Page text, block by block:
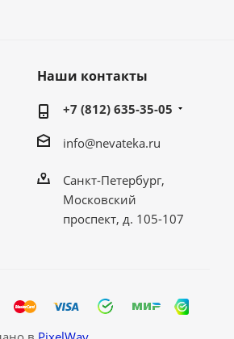
Наши контакты
+7 (812) 635-35-05
info@nevateka.ru
Санкт-Петербург,
Московский
проспект, д. 105-107